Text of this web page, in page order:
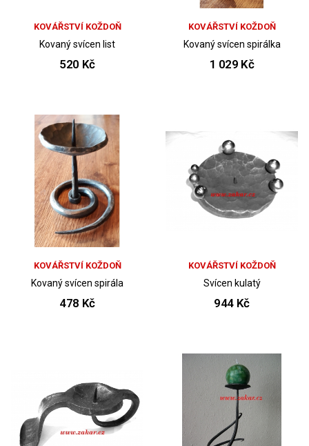
KOVÁŘSTVÍ KOŽDOŇ
Kovaný svícen list
520 Kč
KOVÁŘSTVÍ KOŽDOŇ
Kovaný svícen spirálka
1 029 Kč
KOVÁŘSTVÍ KOŽDOŇ
Kovaný svícen spirála
478 Kč
KOVÁŘSTVÍ KOŽDOŇ
Svícen kulatý
944 Kč